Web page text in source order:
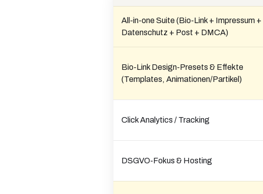
All-in-one Suite (Bio-Link + Impressum +
Datenschutz + Post + DMCA)
Bio-Link Design-Presets & Effekte
(Templates, Animationen/Partikel)
Click Analytics / Tracking
DSGVO-Fokus & Hosting